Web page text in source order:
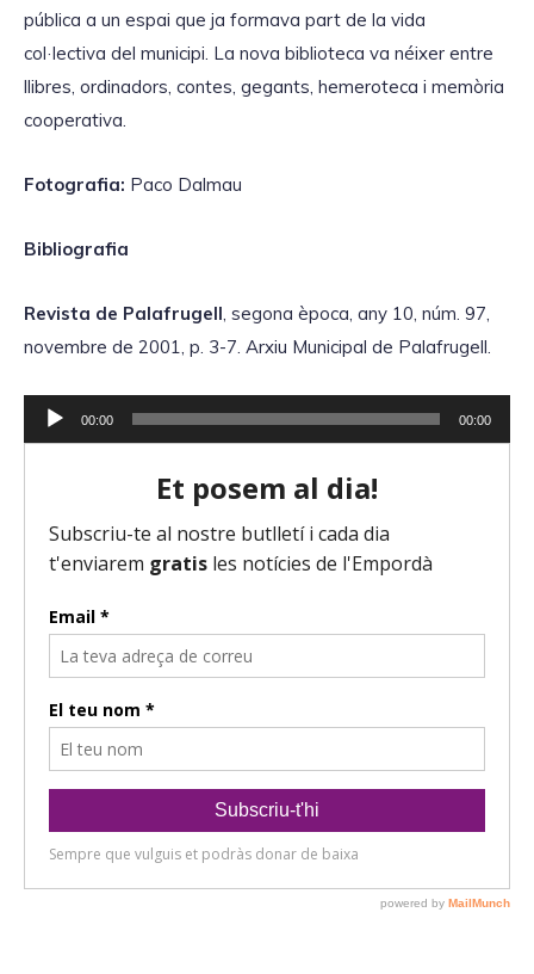
pública a un espai que ja formava part de la vida
col·lectiva del municipi. La nova biblioteca va néixer entre
llibres, ordinadors, contes, gegants, hemeroteca i memòria
cooperativa.
Fotografia: Paco Dalmau
Bibliografia
Revista de Palafrugell, segona època, any 10, núm. 97,
novembre de 2001, p. 3-7. Arxiu Municipal de Palafrugell.
e
00:00 00:00